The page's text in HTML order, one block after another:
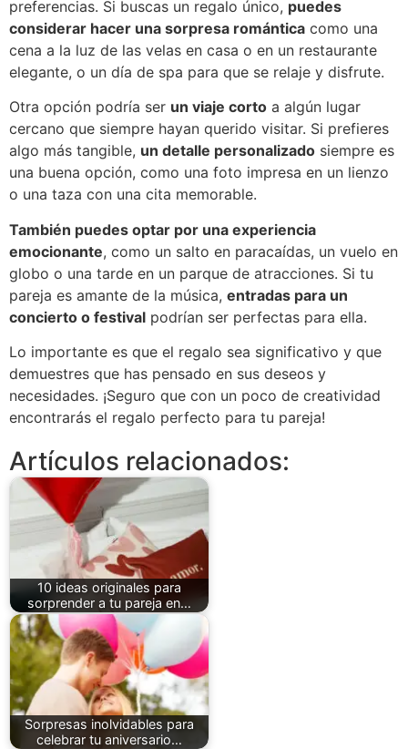
preferencias. Si buscas un regalo único, puedes
considerar hacer una sorpresa romántica como una
cena a la luz de las velas en casa o en un restaurante
elegante, o un día de spa para que se relaje y disfrute.
Otra opción podría ser un viaje corto a algún lugar
cercano que siempre hayan querido visitar. Si prefieres
algo más tangible, un detalle personalizado siempre es
una buena opción, como una foto impresa en un lienzo
o una taza con una cita memorable.
También puedes optar por una experiencia
emocionante, como un salto en paracaídas, un vuelo en
globo o una tarde en un parque de atracciones. Si tu
pareja es amante de la música, entradas para un
concierto o festival podrían ser perfectas para ella.
Lo importante es que el regalo sea significativo y que
demuestres que has pensado en sus deseos y
necesidades. ¡Seguro que con un poco de creatividad
encontrarás el regalo perfecto para tu pareja!
Artículos relacionados:
10 ideas originales para
sorprender a tu pareja en…
Sorpresas inolvidables para
celebrar tu aniversario…